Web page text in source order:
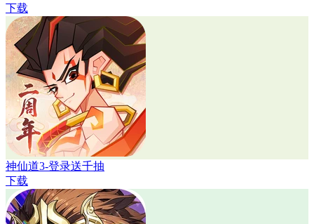
下载
神仙道3-登录送千抽
下载